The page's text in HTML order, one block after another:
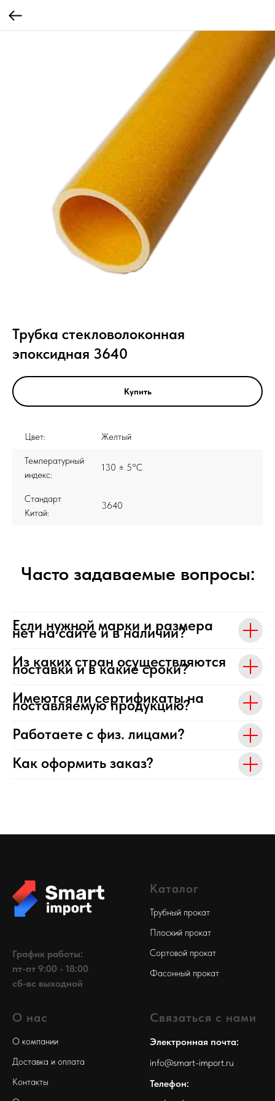
Трубка стекловолоконная
эпоксидная 3640
Купить
Цвет: Желтый
Температурный
индекс:
130 ± 5°C
Стандарт
Китай:
3640
Часто задаваемые вопросы:
Если нужной марки и размера
нет на сайте и в наличии?
Из каких стран осуществляются
поставки и в какие сроки?
Имеются ли сертификаты на
поставляемую продукцию?
Работаете с физ. лицами?
Как оформить заказ?
График работы:
пт-пт 9:00 - 18:00
сб-вс выходной
Каталог
Трубный прокат
Плоский прокат
Сортовой прокат
Фасонный прокат
О нас
О компании
Доставка и оплата
Контакты
Связаться с нами
Электронная почта:
info@smart-import.ru
Телефон: